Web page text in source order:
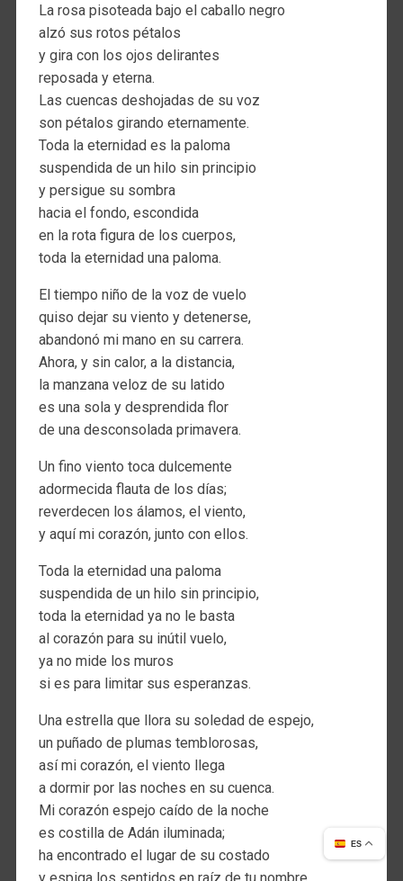
La rosa pisoteada bajo el caballo negro
alzó sus rotos pétalos
y gira con los ojos delirantes
reposada y eterna.
Las cuencas deshojadas de su voz
son pétalos girando eternamente.
Toda la eternidad es la paloma
suspendida de un hilo sin principio
y persigue su sombra
hacia el fondo, escondida
en la rota figura de los cuerpos,
toda la eternidad una paloma.
El tiempo niño de la voz de vuelo
quiso dejar su viento y detenerse,
abandonó mi mano en su carrera.
Ahora, y sin calor, a la distancia,
la manzana veloz de su latido
es una sola y desprendida flor
de una desconsolada primavera.
Un fino viento toca dulcemente
adormecida flauta de los días;
reverdecen los álamos, el viento,
y aquí mi corazón, junto con ellos.
Toda la eternidad una paloma
suspendida de un hilo sin principio,
toda la eternidad ya no le basta
al corazón para su inútil vuelo,
ya no mide los muros
si es para limitar sus esperanzas.
Una estrella que llora su soledad de espejo,
un puñado de plumas temblorosas,
así mi corazón, el viento llega
a dormir por las noches en su cuenca.
Mi corazón espejo caído de la noche
es costilla de Adán iluminada;
ha encontrado el lugar de su costado
ES